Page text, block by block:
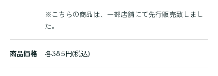
※こちらの商品は、一部店舗にて先行販売致しまし
た。
商品価格 各385円(税込)